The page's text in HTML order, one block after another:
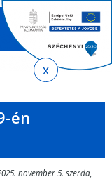
EN HU
űrlap
én
november 5. szerda,